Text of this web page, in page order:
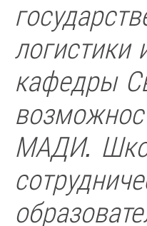
логистики
кафедры
МАДИ.